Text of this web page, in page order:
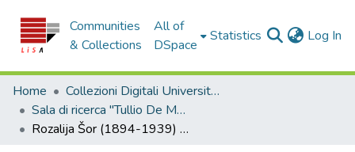
Communities
& Collections
All of
DSpace
Statistics Log In
Home
Collezioni Digitali Università della Calabria
Sala di ricerca "Tullio De Mauro"
Rozalija Šor (1894-1939) et son environnement académique et culturel